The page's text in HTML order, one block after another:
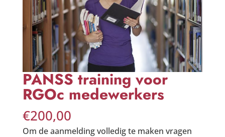
PANSS training voor
RGOc medewerkers
€200,00
Om de aanmelding volledig te maken vragen